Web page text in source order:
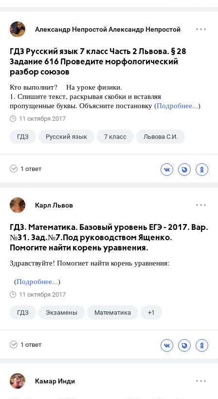
Александр Непростой Александр Непростой
ГДЗ Русский язык 7 класс Часть 2 Львова. § 28
Задание 616 Проведите морфологический
разбор союзов
Кто выполнит? На уроке физики.
1. Спишите текст, раскрывая скобки и вставляя
пропущенные буквы. Объясните постановку (Подробнее...)
11 октября 2017
ГДЗ Русский язык 7 класс Львова С.И.
1 ответ
Карл Львов
ГДЗ. Математика. Базовый уровень ЕГЭ - 2017. Вар.
№31. Зад.№7.Под руководством Ященко.
Помогите найти корень уравнения.
Здравствуйте! Помогиет найти корень уравнения:
(Подробнее...)
11 октября 2017
ГДЗ Экзамены Математика +1
1 ответ
Камар Инди